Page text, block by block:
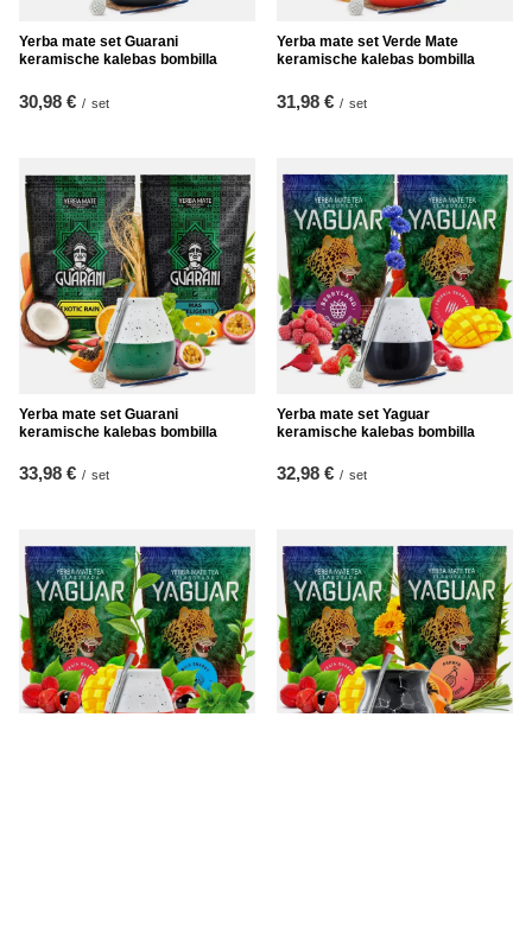
Yerba mate set Guarani
keramische kalebas bombilla
30,98 € / set
Yerba mate set Verde Mate
keramische kalebas bombilla
31,98 € / set
Yerba mate set Guarani
keramische kalebas bombilla
33,98 € / set
Yerba mate set Yaguar
keramische kalebas bombilla
32,98 € / set